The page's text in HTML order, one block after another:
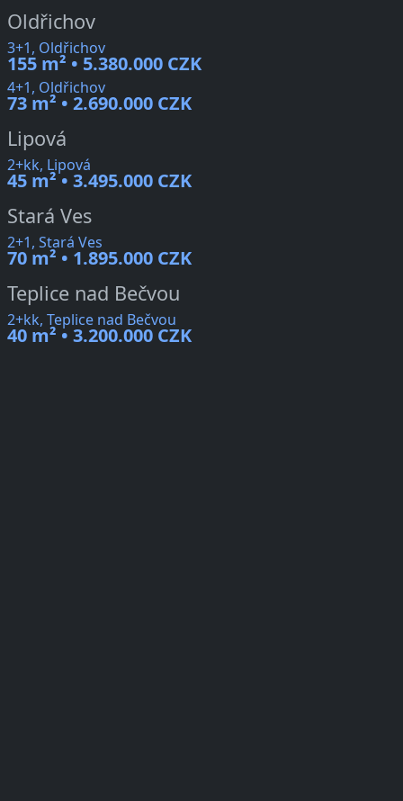
Oldřichov
3+1, Oldřichov
155 m² • 5.380.000 CZK
4+1, Oldřichov
73 m² • 2.690.000 CZK
Lipová
2+kk, Lipová
45 m² • 3.495.000 CZK
Stará Ves
2+1, Stará Ves
70 m² • 1.895.000 CZK
Teplice nad Bečvou
2+kk, Teplice nad Bečvou
40 m² • 3.200.000 CZK